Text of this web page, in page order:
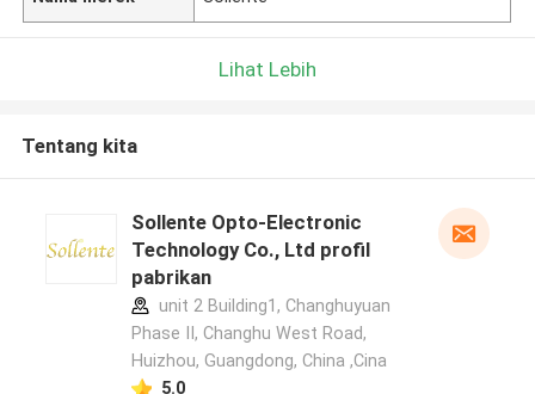
Lihat Lebih
Tentang kita
Sollente Opto-Electronic
Technology Co., Ltd profil
pabrikan
unit 2 Building1, Changhuyuan
Phase II, Changhu West Road,
Huizhou, Guangdong, China ,Cina
5.0